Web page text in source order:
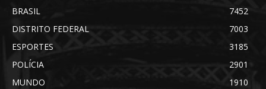
BRASIL
7452
DISTRITO FEDERAL
7003
ESPORTES
3185
POLÍCIA
2901
MUNDO
1910